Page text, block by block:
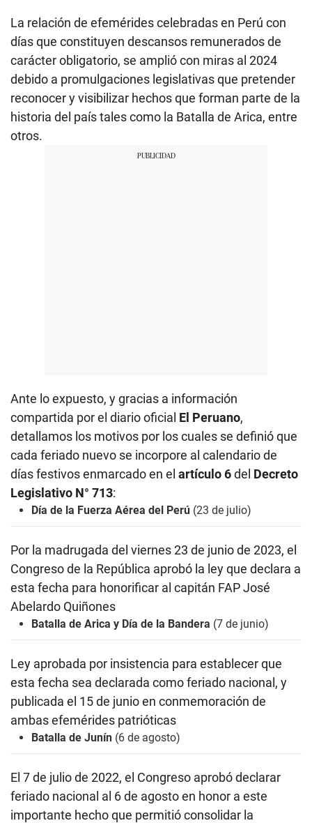
La relación de efemérides celebradas en Perú con
días que constituyen descansos remunerados de
carácter obligatorio, se amplió con miras al 2024
debido a promulgaciones legislativas que pretender
reconocer y visibilizar hechos que forman parte de la
historia del país tales como la Batalla de Arica, entre
otros.
Ante lo expuesto, y gracias a información
compartida por el diario oficial El Peruano,
detallamos los motivos por los cuales se definió que
cada feriado nuevo se incorpore al calendario de
días festivos enmarcado en el artículo 6del Decreto
Legislativo N° 713:
Día de la Fuerza Aérea del Perú (23 de julio)
Por la madrugada del viernes 23 de junio de 2023, el
Congreso de la República aprobó la ley que declara a
esta fecha para honorificar al capitán FAP José
Abelardo Quiñones
Batalla de Arica y Día de la Bandera (7 de junio)
Ley aprobada por insistencia para establecer que
esta fecha sea declarada como feriado nacional, y
publicada el 15 de junioen conmemoración de
ambas efemérides patrióticas
Batalla de Junín (6 de agosto)
El 7 de julio de 2022, el Congreso aprobódeclarar
feriado nacional al 6 de agosto en honor a este
importante hecho que permitió consolidar la